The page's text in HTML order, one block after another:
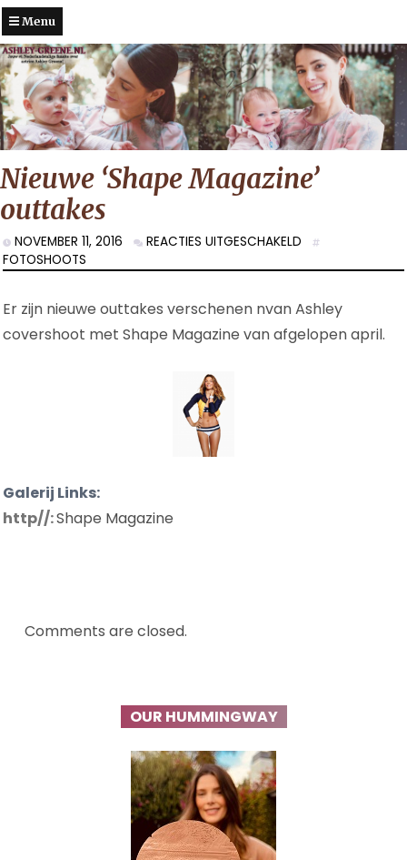
Menu
Nieuwe ‘Shape Magazine’
outtakes
NOVEMBER 11, 2016 REACTIES UITGESCHAKELD VOOR
‘SHAPE
OUTTAKES
FOTOSHOOTS
Er zijn nieuwe outtakes verschenen nvan Ashley
covershoot met Shape Magazine van afgelopen april.
Galerij Links:
http//:Shape Magazine
Comments are closed.
OUR HUMMINGWAY